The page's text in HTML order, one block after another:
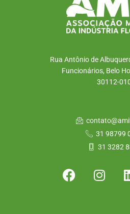
Rua Antônio de
Funcionários, Belo
30112-
31 98799
31 3282